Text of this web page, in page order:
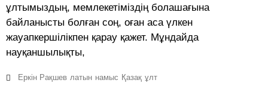
ұлтымыздың, мемлекетіміздің болашағына
байланысты болған соң, оған аса үлкен
жауапкершілікпен қарау қажет. Мұндайда
науқаншылықты,
Еркін Рақшев латын намыс Қазақ ұлт